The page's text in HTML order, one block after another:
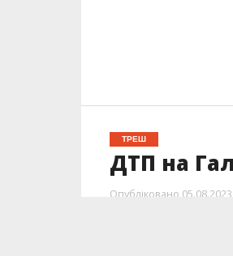
ТРЕШ
ДТП на
Опубліковано 05.08.2023